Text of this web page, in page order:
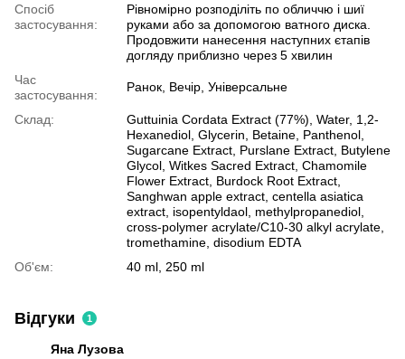
Спосіб
застосування:
Рівномірно розподіліть по обличчю і шиї
руками або за допомогою ватного диска.
Продовжити нанесення наступних єтапів
догляду приблизно через 5 хвилин
Час
застосування:
Ранок, Вечір, Універсальне
Склад:
Guttuinia Cordata Extract (77%), Water, 1,2-
Hexanediol, Glycerin, Betaine, Panthenol,
Sugarcane Extract, Purslane Extract, Butylene
Glycol, Witkes Sacred Extract, Chamomile
Flower Extract, Burdock Root Extract,
Sanghwan apple extract, centella asiatica
extract, isopentyldaol, methylpropanediol,
cross-polymer acrylate/C10-30 alkyl acrylate,
tromethamine, disodium EDTA
Об'єм:
40 ml, 250 ml
Відгуки 1
Яна Лузова